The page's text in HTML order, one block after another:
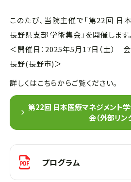
このたび、当院主催で「第22回 日
長野県支部 学術集会」を開催します。
＜開催日：2025年5月17日（土） 会
長野(長野市)＞
詳しくはこちらからご覧ください。
第22回 日本医療マネジメント
会（外部リン
プログラム